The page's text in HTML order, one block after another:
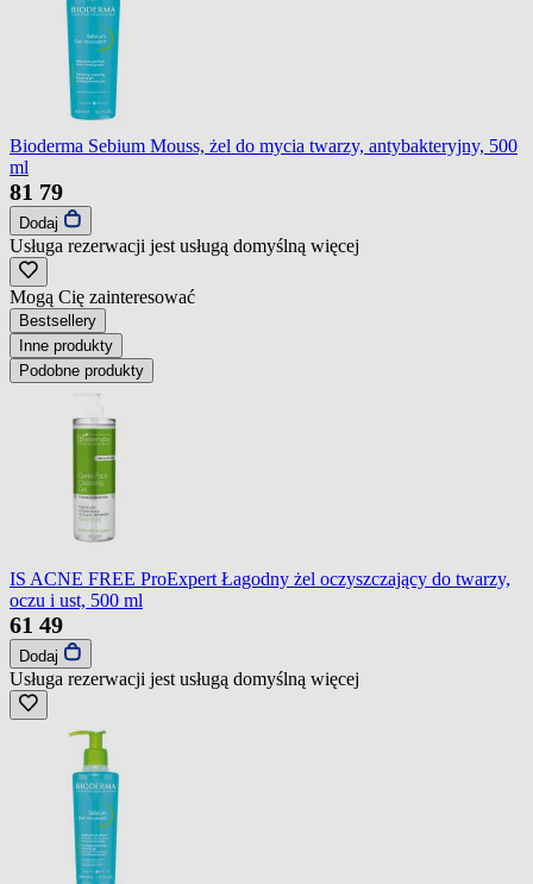
Bioderma Sebium Mouss, żel do mycia twarzy, antybakteryjny, 500
ml
81 79
Dodaj
Usługa rezerwacji jest usługą domyślną więcej
Mogą Cię zainteresować
Bestsellery
Inne produkty
Podobne produkty
IS ACNE FREE ProExpert Łagodny żel oczyszczający do twarzy,
oczu i ust, 500 ml
61 49
Dodaj
Usługa rezerwacji jest usługą domyślną więcej